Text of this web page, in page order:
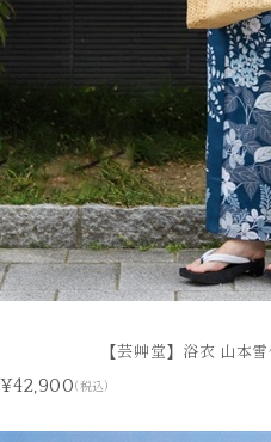
【芸艸堂】浴衣 山本
¥42,900(税込)